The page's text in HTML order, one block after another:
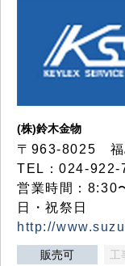
(株)鈴木金物
〒963-8025 福
TEL：024-922-
営業時間：8:30
日・祝祭日
http://
販売可 工